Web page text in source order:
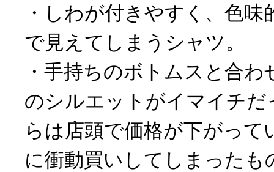
・しわが付きやすく、色
で見えてしまうシャツ。
・手持ちのボトムスと合
のシルエットがイマイチ
らは店頭で価格が下がって
に衝動買いしてしまったも